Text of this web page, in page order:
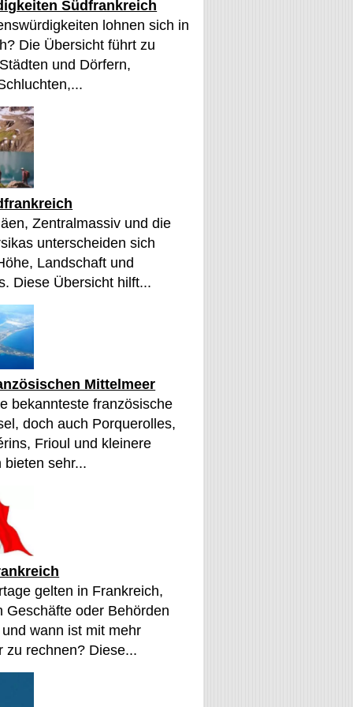
Südfrankreich
lohnen sich in
Die Übersicht führt zu
und Dörfern,
Zentralmassiv und die
unterscheiden sich
Landschaft und
Diese Übersicht hilft...
Mittelmeer
bekannteste französische
doch auch Porquerolles,
Frioul und kleinere
bieten sehr...
gelten in Frankreich,
Geschäfte oder Behörden
wann ist mit mehr
zu rechnen? Diese...